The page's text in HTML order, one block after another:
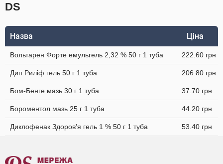
DS
Назва Ціна
Вольтарен Форте емульгель 2,32 % 50 г 1 туба 222.60 грн
Дип Риліф гель 50 г 1 туба 206.80 грн
Бом-Бенге мазь 30 г 1 туба 37.70 грн
Бороментол мазь 25 г 1 туба 44.20 грн
Диклофенак Здоров'я гель 1 % 50 г 1 туба 53.40 грн